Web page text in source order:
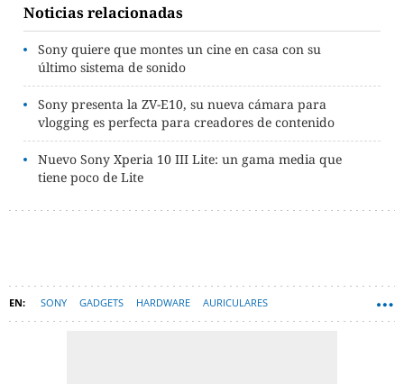
Noticias relacionadas
Sony quiere que montes un cine en casa con su
último sistema de sonido
Sony presenta la ZV-E10, su nueva cámara para
vlogging es perfecta para creadores de contenido
Nuevo Sony Xperia 10 III Lite: un gama media que
tiene poco de Lite
SONY GADGETS HARDWARE AURICULARES